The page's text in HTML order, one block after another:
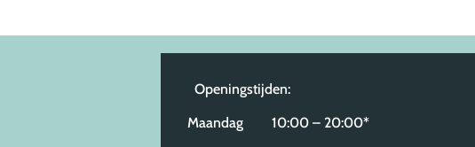
Openingstijden:
Maandag 10:00 – 20:00*